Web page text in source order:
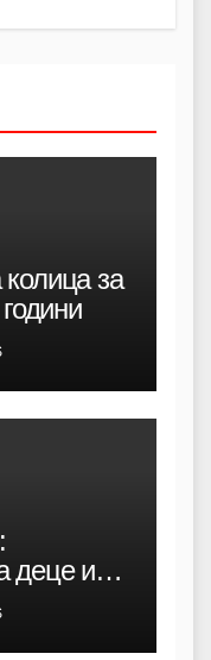
за
деце и
без